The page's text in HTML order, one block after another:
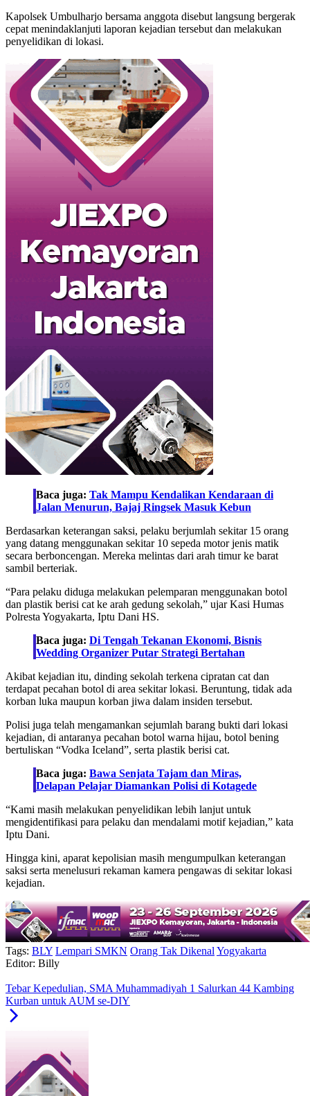
Kapolsek Umbulharjo bersama anggota disebut langsung bergerak
cepat menindaklanjuti laporan kejadian tersebut dan melakukan
penyelidikan di lokasi.
Baca juga: Tak Mampu Kendalikan Kendaraan di
Jalan Menurun, Bajaj Ringsek Masuk Kebun
Berdasarkan keterangan saksi, pelaku berjumlah sekitar 15 orang
yang datang menggunakan sekitar 10 sepeda motor jenis matik
secara berboncengan. Mereka melintas dari arah timur ke barat
sambil berteriak.
“Para pelaku diduga melakukan pelemparan menggunakan botol
dan plastik berisi cat ke arah gedung sekolah,” ujar Kasi Humas
Polresta Yogyakarta, Iptu Dani HS.
Baca juga: Di Tengah Tekanan Ekonomi, Bisnis
Wedding Organizer Putar Strategi Bertahan
Akibat kejadian itu, dinding sekolah terkena cipratan cat dan
terdapat pecahan botol di area sekitar lokasi. Beruntung, tidak ada
korban luka maupun korban jiwa dalam insiden tersebut.
Polisi juga telah mengamankan sejumlah barang bukti dari lokasi
kejadian, di antaranya pecahan botol warna hijau, botol bening
bertuliskan “Vodka Iceland”, serta plastik berisi cat.
Baca juga: Bawa Senjata Tajam dan Miras,
Delapan Pelajar Diamankan Polisi di Kotagede
“Kami masih melakukan penyelidikan lebih lanjut untuk
mengidentifikasi para pelaku dan mendalami motif kejadian,” kata
Iptu Dani.
Hingga kini, aparat kepolisian masih mengumpulkan keterangan
saksi serta menelusuri rekaman kamera pengawas di sekitar lokasi
kejadian.
Tags: BLY Lempari SMKN Orang Tak Dikenal Yogyakarta
Editor: Billy
Tebar Kepedulian, SMA Muhammadiyah 1 Salurkan 44 Kambing
Kurban untuk AUM se-DIY